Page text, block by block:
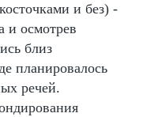
и без) -
и осмотрев
близ
планировалось
речей.